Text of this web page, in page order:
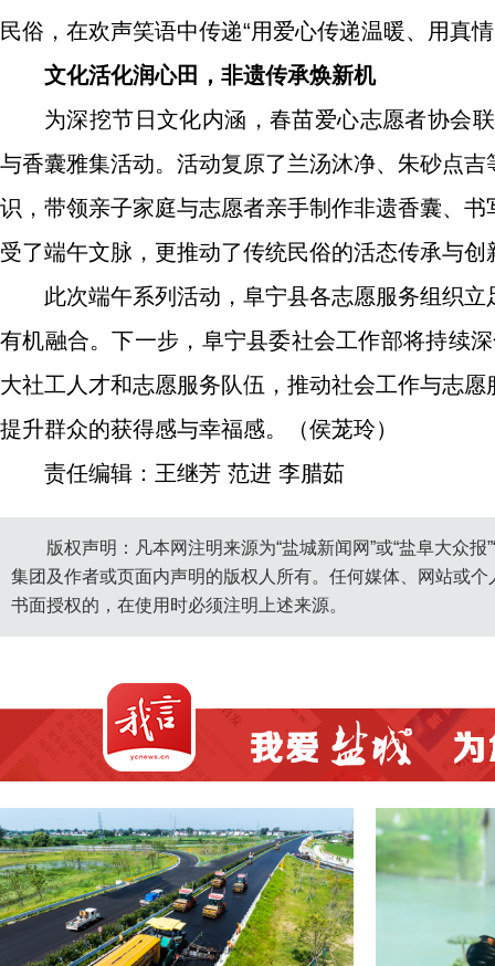
民俗，在欢声笑语中传递“用爱心传递温暖、用真
文化活化润心田，非遗传承焕新机
为深挖节日文化内涵，春苗爱心志愿者协会
与香囊雅集活动。活动复原了兰汤沐净、朱砂点
识，带领亲子家庭与志愿者亲手制作非遗香囊、
受了端午文脉，更推动了传统民俗的活态传承与创
此次端午系列活动，阜宁县各志愿服务组织
有机融合。下一步，阜宁县委社会工作部将持续
大社工人才和志愿服务队伍，推动社会工作与志
提升群众的获得感与幸福感。（侯茏玲）
责任编辑：王继芳 范进 李腊茹
版权声明：凡本网注明来源为“盐城新闻网”或“盐阜大众
集团及作者或页面内声明的版权人所有。任何媒体、网站或
书面授权的，在使用时必须注明上述来源。